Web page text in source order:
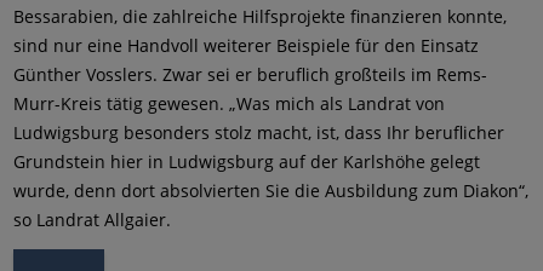
Bessarabien, die zahlreiche Hilfsprojekte finanzieren konnte,
sind nur eine Handvoll weiterer Beispiele für den Einsatz
Günther Vosslers. Zwar sei er beruflich großteils im Rems-
Murr-Kreis tätig gewesen. „Was mich als Landrat von
Ludwigsburg besonders stolz macht, ist, dass Ihr beruflicher
Grundstein hier in Ludwigsburg auf der Karlshöhe gelegt
wurde, denn dort absolvierten Sie die Ausbildung zum Diakon“,
so Landrat Allgaier.